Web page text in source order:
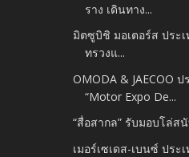
ราง เดินทาง...
มิตซูบิชิ มอเตอร์ส ประ
ทรวงแ...
OMODA & JAECOO
“Motor Expo De...
“สื่อสากล” รับมอบโล่ส
เมอร์เซเดส-เบนซ์ ปร